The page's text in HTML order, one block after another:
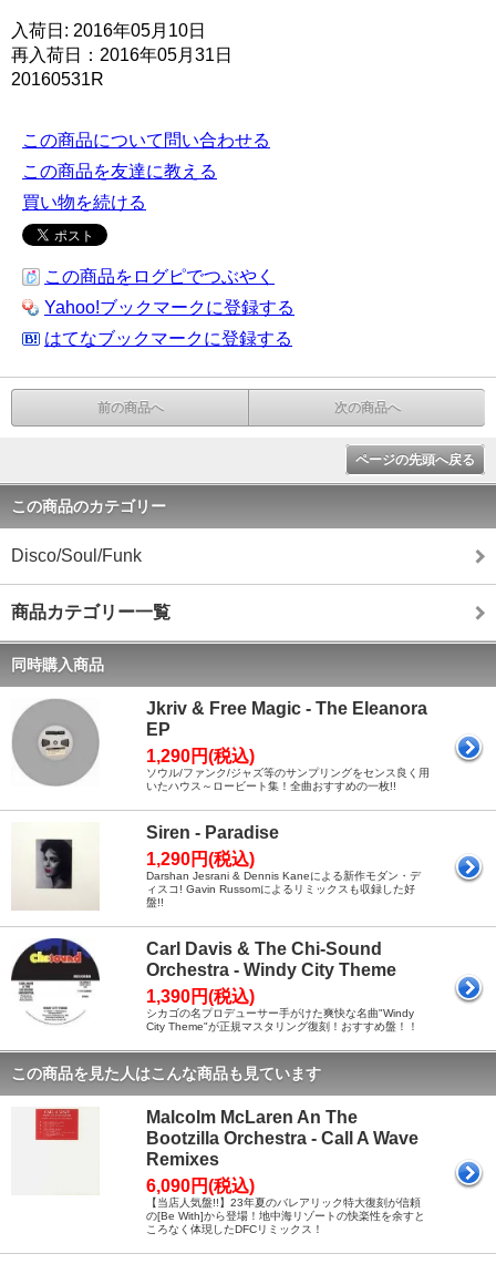
入荷日: 2016年05月10日
再入荷日：2016年05月31日
20160531R
この商品について問い合わせる
この商品を友達に教える
買い物を続ける
この商品をログピでつぶやく
Yahoo!ブックマークに登録する
はてなブックマークに登録する
前の商品へ 次の商品へ
ページの先頭へ戻る
この商品のカテゴリー
Disco/Soul/Funk
商品カテゴリー一覧
同時購入商品
Jkriv & Free Magic - The Eleanora
EP
1,290円(税込)
ソウル/ファンク/ジャズ等のサンプリングをセンス良く用
いたハウス～ロービート集！全曲おすすめの一枚!!
Siren - Paradise
1,290円(税込)
Darshan Jesrani & Dennis Kaneによる新作モダン・デ
ィスコ! Gavin Russomによるリミックスも収録した好
盤!!
Carl Davis & The Chi-Sound
Orchestra - Windy City Theme
1,390円(税込)
シカゴの名プロデューサー手がけた爽快な名曲"Windy
City Theme"が正規マスタリング復刻！おすすめ盤！！
この商品を見た人はこんな商品も見ています
Malcolm McLaren An The
Bootzilla Orchestra - Call A Wave
Remixes
6,090円(税込)
【当店人気盤!!】23年夏のバレアリック特大復刻が信頼
の[Be With]から登場！地中海リゾートの快楽性を余すと
ころなく体現したDFCリミックス！